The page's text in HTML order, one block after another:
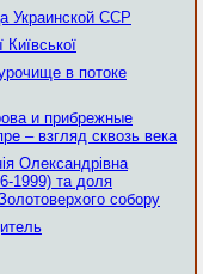
Украинской ССР
в потоке
и прибрежные
– взгляд сквозь века
Олександрівна
1999) та доля
собору